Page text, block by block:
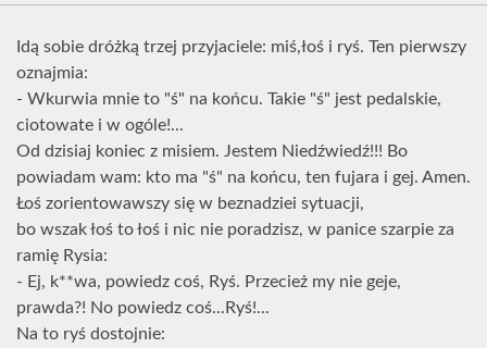
Idą sobie dróżką trzej przyjaciele: miś,łoś i ryś. Ten pierwszy
oznajmia:
- Wkurwia mnie to "ś" na końcu. Takie "ś" jest pedalskie,
ciotowate i w ogóle!...
Od dzisiaj koniec z misiem. Jestem Niedźwiedź!!! Bo
powiadam wam: kto ma "ś" na końcu, ten fujara i gej. Amen.
Łoś zorientowawszy się w beznadziei sytuacji,
bo wszak łoś to łoś i nic nie poradzisz, w panice szarpie za
ramię Rysia:
- Ej, k**wa, powiedz coś, Ryś. Przecież my nie geje,
prawda?! No powiedz coś...Ryś!...
Na to ryś dostojnie: